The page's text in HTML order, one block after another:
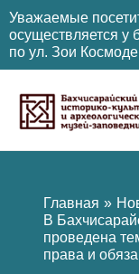
Уважаемые
осуществляется у
по ул. Зои
содержимому
Главная
В
проведена
права и